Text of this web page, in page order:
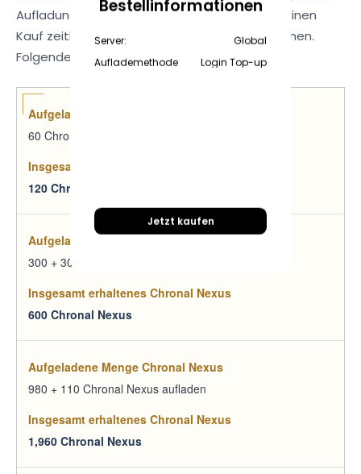
Bestellinformationen
Server:
Global
Auflademethode
Login Top-up
Jetzt kaufen
Aufladung planst, ist es besonders sinnvoll, deinen
Kauf zeitlich auf die Zurücksetzung abzustimmen.
Folgende Mengen kannst du erhalten:
Aufgeladene Menge Chronal Nexus
60 Chronal Nexus aufladen
120 Chronal Nexus
300 + 30 Chronal Nexus aufladen
600 Chronal Nexus
980 + 110 Chronal Nexus aufladen
1,960 Chronal Nexus